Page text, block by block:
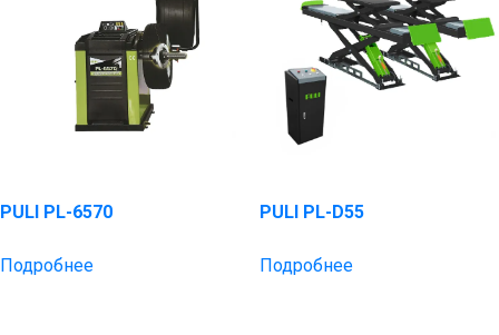
PULI PL-6570
Подробнее
PULI PL-D55
Подробнее